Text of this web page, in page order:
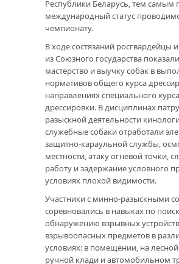
Республики Беларусь, тем самым
международный статус
чемпионату.
В ходе состязаний росгвардейцы
из Союзного государства
мастерство и выучку собак в
нормативов общего курса
направлениях специального курса
дрессировки. В дисциплинах
разыскной деятельности
служебные собаки отработали
защитно-караульной службы,
местности, атаку огневой точки,
работу и задержание условного
условиях плохой видимости.
Участники с минно-разыскными
соревновались в навыках по
обнаружению взрывных
взрывоопасных предметов в
условиях: в помещении, на
ручной клади и автомобильном